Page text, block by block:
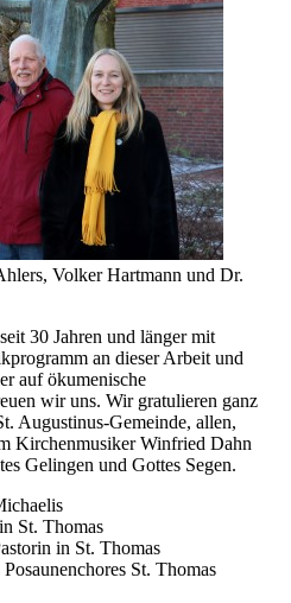
Volker Hartmann und Dr.
30 Jahren und länger mit
an dieser Arbeit und
auf ökumenische
wir uns. Wir gratulieren ganz
Augustinus-Gemeinde, allen,
Kirchenmusiker Winfried Dahn
Gelingen und Gottes Segen.
St. Thomas
in St. Thomas
St. Thomas